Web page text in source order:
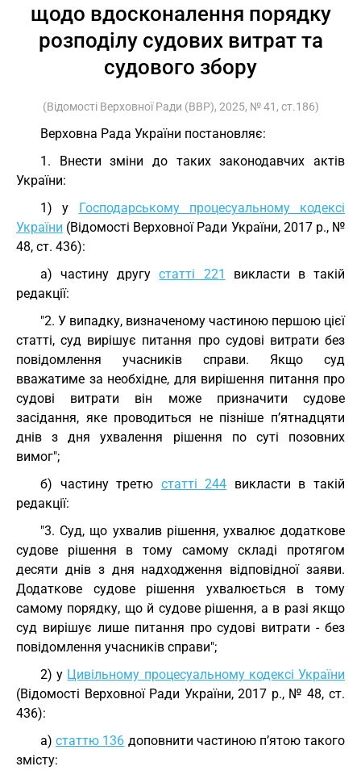
щодо вдосконалення порядку
розподілу судових витрат та
судового збору
(Відомості Верховної Ради (ВВР), 2025, № 41, ст.186)
Верховна Рада України постановляє:
1. Внести зміни до таких законодавчих актів
України:
1) у Господарському процесуальному кодексі
України (Відомості Верховної Ради України, 2017 р., №
48, ст. 436):
а) частину другустатті 221
викласти в такій
редакції:
"2. У випадку, визначеному частиною першою цієї
статті, суд вирішує питання про судові витрати без
повідомлення учасників справи. Якщо суд
вважатиме за необхідне, для вирішення питання про
судові витрати він може призначити судове
засідання, яке проводиться не пізніше п’ятнадцяти
днів з дня ухвалення рішення по суті позовних
вимог";
б) частину третю статті 244 викласти в такій
редакції:
"3. Суд, що ухвалив рішення, ухвалює додаткове
судове рішення в тому самому складі протягом
десяти днів з дня надходження відповідної заяви.
Додаткове судове рішення ухвалюється в тому
самому порядку, що й судове рішення, а в разі якщо
суд вирішує лише питання про судові витрати - без
повідомлення учасників справи";
2) у Цивільному процесуальному кодексі України
(Відомості Верховної Ради України, 2017 р., № 48, ст.
436):
а)статтю 136 доповнити частиною п’ятою такого
змісту: